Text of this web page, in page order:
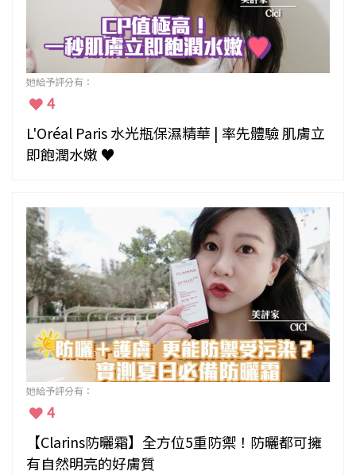
她給予評分有：
4
L'Oréal Paris 水光瓶保濕精華 | 率先體驗 肌膚立
即飽潤水嫩 ♥
她給予評分有：
4
【Clarins防曬霜】全方位5重防禦！防曬都可擁
有自然明亮的好膚質